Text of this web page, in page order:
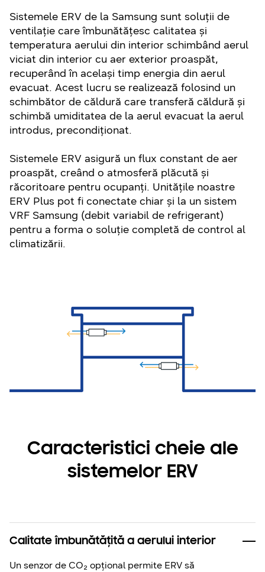
Sistemele ERV de la Samsung sunt soluții de
ventilație care îmbunătățesc calitatea și
temperatura aerului din interior schimbând aerul
viciat din interior cu aer exterior proaspăt,
recuperând în același timp energia din aerul
evacuat. Acest lucru se realizează folosind un
schimbător de căldură care transferă căldură și
schimbă umiditatea de la aerul evacuat la aerul
introdus, precondiționat.
Sistemele ERV asigură un flux constant de aer
proaspăt, creând o atmosferă plăcută și
răcoritoare pentru ocupanți. Unitățile noastre
ERV Plus pot fi conectate chiar și la un sistem
VRF Samsung (debit variabil de refrigerant)
pentru a forma o soluție completă de control al
climatizării.
Caracteristici cheie ale
sistemelor ERV
Calitate îmbunătățită a aerului interior
Un senzor de CO₂ opțional permite ERV să